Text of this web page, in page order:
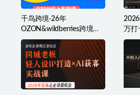
千鸟跨境·26年
OZON&wildberries跨境店
线上陪跑训练营（更新）
万打